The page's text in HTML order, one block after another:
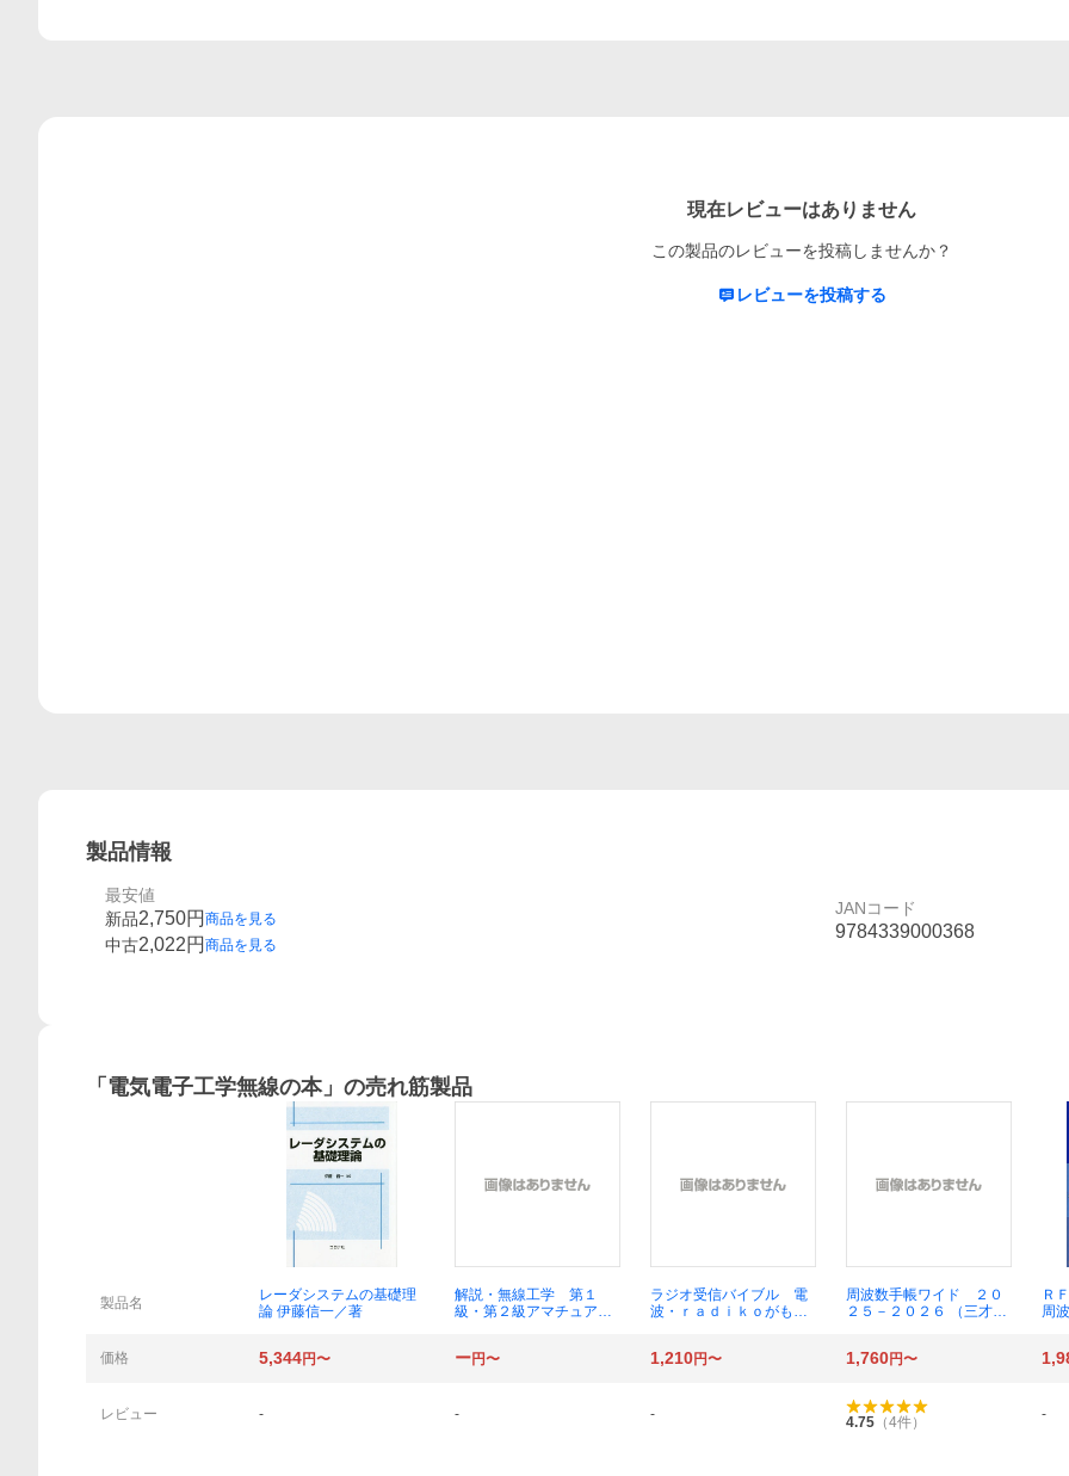
現在レビューはありません
この製品のレビューを投稿しませんか？
レビューを投稿する
製品情報
最安値
新品2,750円 商品を見る
中古2,022円 商品を見る
JANコード
9784339000368
「 電気電子工学無線の本」の売れ筋製品
製品名
レーダシステムの基礎理
論 伊藤信一／著
解説・無線工学 第１
級・第２級アマチュア無
／著
ラジオ受信バイブル 電
波・ｒａｄｉｋｏがもっ
イフ／編
周波数手帳ワイド ２０
２５－２０２６ （三才ム
Ｒ
周
価格 5,344円〜 ー円〜 1,210円〜 1,760円〜
レビュー - - - 4.75 （4件） -